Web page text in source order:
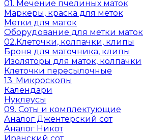
01. Мечение пчелиных маток
Маркеры, краска для меток
Метки для маток
Оборудование для метки маток
02.Клеточки, колпачки, клипы
Броня для маточника, клипы
Изоляторы для маток, колпачки
Клеточки пересылочные
13. Микроскопы
Календари
Нуклеусы
09. Соты и комплектующие
Аналог Джентерский сот
Аналог Никот